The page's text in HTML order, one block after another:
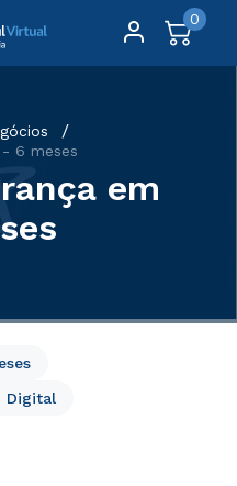
0
6 meses
em
Digital